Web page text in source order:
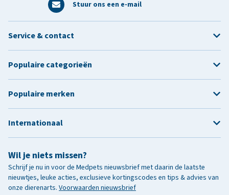
Stuur ons een e-mail
Wil je niets missen?
Schrijf je nu in voor de Medpets nieuwsbrief met daarin de laatste
nieuwtjes, leuke acties, exclusieve kortingscodes en tips & advies van
onze dierenarts. Voorwaarden nieuwsbrief
Service & contact
Populaire categorieën
Populaire merken
Internationaal